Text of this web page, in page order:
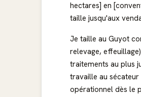
hectares] en
taille jusqu'aux
Je taille au Guyot
relevage,
traitements au plus
travaille au
opérationnel dès le